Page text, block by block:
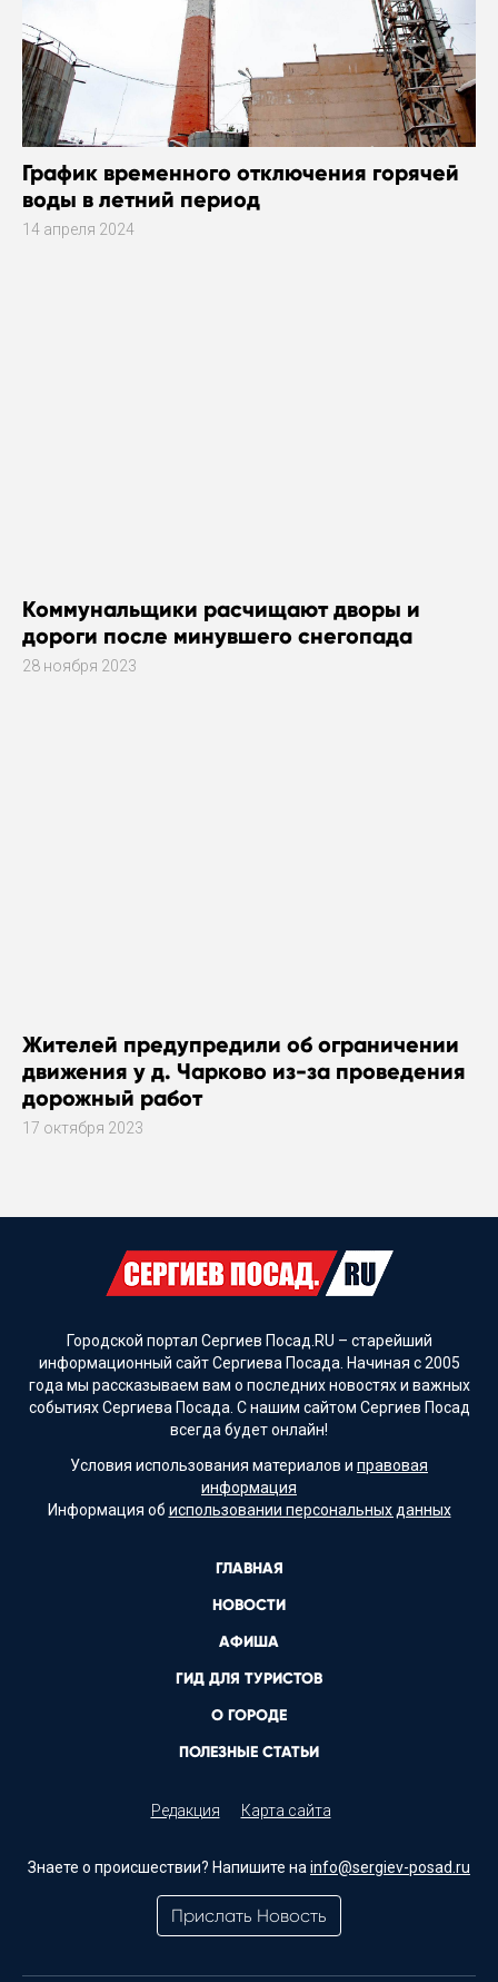
График временного отключения горячей
воды в летний период
14 апреля 2024
Коммунальщики расчищают дворы и
дороги после минувшего снегопада
28 ноября 2023
Жителей предупредили об ограничении
движения у д. Чарково из-за проведения
дорожный работ
17 октября 2023
Городской портал Сергиев Посад.RU – старейший
информационный сайт Сергиева Посада. Начиная с 2005
года мы рассказываем вам о последних новостях и важных
событиях Сергиева Посада. С нашим сайтом Сергиев Посад
всегда будет онлайн!
Условия использования материалов и правовая
информация
Информация об использовании персональных данных
ГЛАВНАЯ
НОВОСТИ
АФИША
ГИД ДЛЯ ТУРИСТОВ
О ГОРОДЕ
ПОЛЕЗНЫЕ СТАТЬИ
Редакция Карта сайта
Знаете о происшествии? Напишите на info@sergiev-posad.ru
Прислать Новость